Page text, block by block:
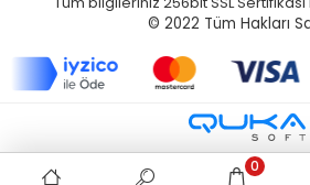
© 2022 Tüm Hakları
0